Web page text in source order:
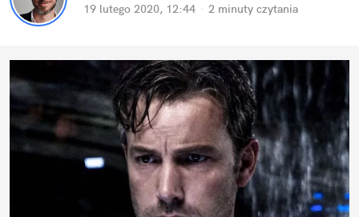
19 lutego 2020, 12:44 · 2 minuty czytania